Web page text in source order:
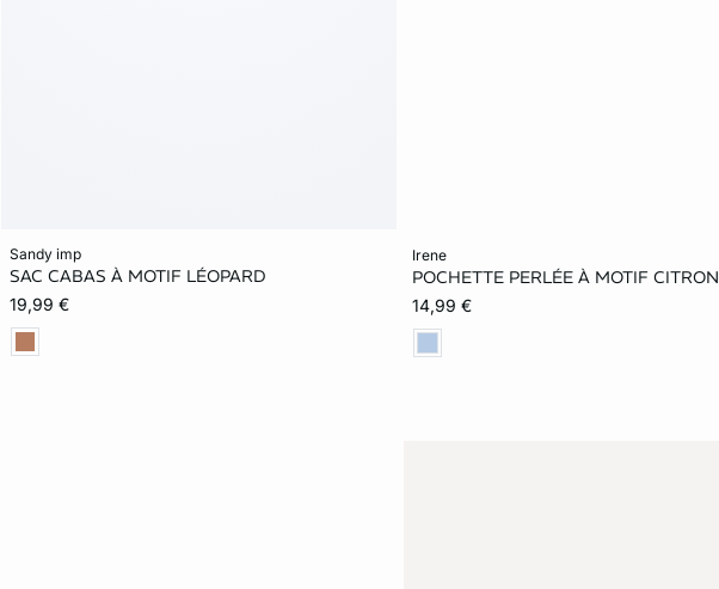
sandy imp
SAC CABAS À MOTIF LÉOPARD
19,99 €
irene
POCHETTE PERLÉE À MOTIF CITRON
14,99 €